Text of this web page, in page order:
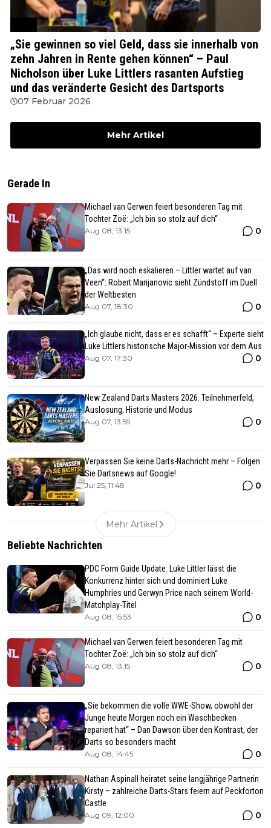
„Sie gewinnen so viel Geld, dass sie innerhalb von
zehn Jahren in Rente gehen können“ – Paul
Nicholson über Luke Littlers rasanten Aufstieg
und das veränderte Gesicht des Dartsports
07 Februar 2026
Mehr Artikel
Gerade In
Michael van Gerwen feiert besonderen Tag mit
Tochter Zoë: „Ich bin so stolz auf dich“
Aug 08, 13:15 0
„Das wird noch eskalieren – Littler wartet auf van
Veen“: Robert Marijanovic sieht Zündstoff im Duell
der Weltbesten
Aug 07, 18:30 0
„Ich glaube nicht, dass er es schafft“ – Experte sieht
Luke Littlers historische Major-Mission vor dem Aus
Aug 07, 17:30 0
New Zealand Darts Masters 2026: Teilnehmerfeld,
Auslosung, Historie und Modus
Aug 07, 13:59 0
Verpassen Sie keine Darts-Nachricht mehr – Folgen
Sie Dartsnews auf Google!
Jul 25, 11:48 0
Mehr Artikel
Beliebte Nachrichten
PDC Form Guide Update: Luke Littler lässt die
Konkurrenz hinter sich und dominiert Luke
Humphries und Gerwyn Price nach seinem World-
Matchplay-Titel
Aug 08, 15:53 0
Michael van Gerwen feiert besonderen Tag mit
Tochter Zoë: „Ich bin so stolz auf dich“
Aug 08, 13:15 0
„Sie bekommen die volle WWE-Show, obwohl der
Junge heute Morgen noch ein Waschbecken
repariert hat“ – Dan Dawson über den Kontrast, der
Darts so besonders macht
Aug 08, 14:45 0
Nathan Aspinall heiratet seine langjährige Partnerin
Kirsty – zahlreiche Darts-Stars feiern auf Peckforton
Castle
Aug 09, 12:00 0